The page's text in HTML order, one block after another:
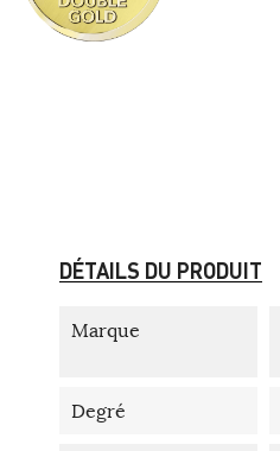
DÉTAILS DU PRODUIT
Marque
Degré